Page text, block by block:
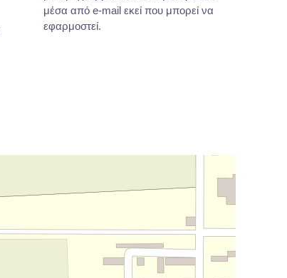
μέσα από e-mail εκεί που μπορεί να
εφαρμοστεί.